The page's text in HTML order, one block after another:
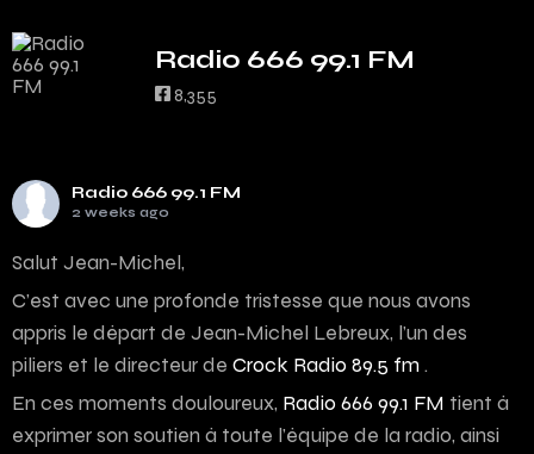
Radio 666 99.1 FM
8,355
Radio 666 99.1 FM
2 weeks ago
Salut Jean-Michel,
C’est avec une profonde tristesse que nous avons
appris le départ de Jean-Michel Lebreux, l’un des
piliers et le directeur de Crock Radio 89.5 fm .
En ces moments douloureux, Radio 666 99.1 FM tient à
exprimer son soutien à toute l’équipe de la radio, ainsi